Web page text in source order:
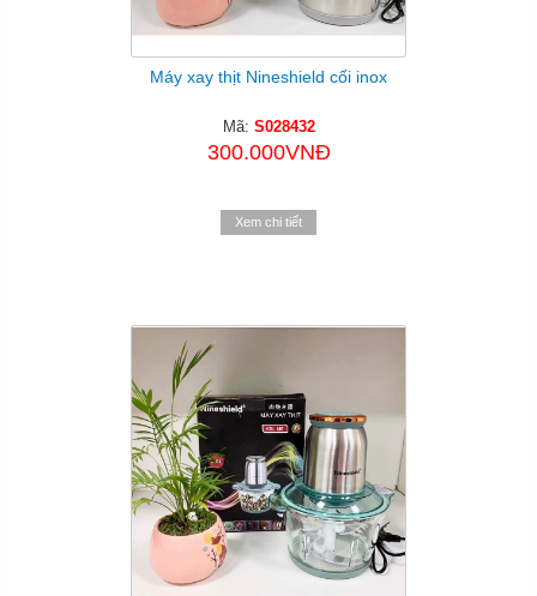
Máy xay thịt Nineshield cối inox
Mã: S028432
300.000VNĐ
Xem chi tiết